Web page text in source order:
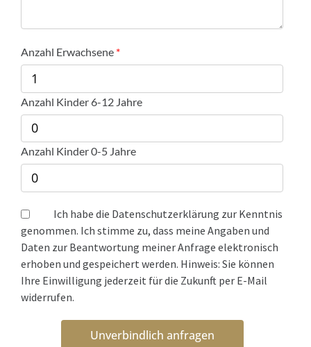
Anzahl Erwachsene
Anzahl Kinder 6-12 Jahre
Anzahl Kinder 0-5 Jahre
Ich habe die Datenschutzerklärung zur Kenntnis
genommen. Ich stimme zu, dass meine Angaben und
Daten zur Beantwortung meiner Anfrage elektronisch
erhoben und gespeichert werden. Hinweis: Sie können
Ihre Einwilligung jederzeit für die Zukunft per E-Mail
widerrufen.
Unverbindlich anfragen